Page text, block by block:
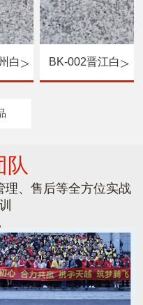
白 BK-002晋江白
队
理、售后等全方位实战